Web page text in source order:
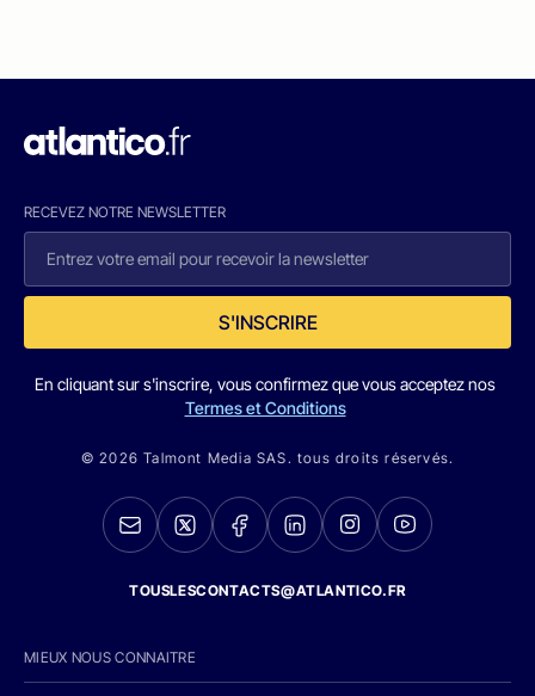
RECEVEZ NOTRE NEWSLETTER
S'INSCRIRE
En cliquant sur s'inscrire, vous confirmez que vous acceptez nos
Termes et Conditions
© 2026 Talmont Media SAS. tous droits réservés.
TOUSLESCONTACTS@ATLANTICO.FR
MIEUX NOUS CONNAITRE